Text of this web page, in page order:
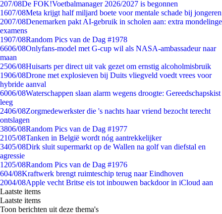
207/08De FOK!Voetbalmanager 2026/2027 is begonnen
1607/08Meta krijgt half miljard boete voor mentale schade bij jongeren
2007/08Denemarken pakt AI-gebruik in scholen aan: extra mondelinge
examens
1907/08Random Pics van de Dag #1978
6606/08Onlyfans-model met G-cup wil als NASA-ambassadeur naar
maan
2506/08Huisarts per direct uit vak gezet om ernstig alcoholmisbruik
1906/08Drone met explosieven bij Duits vliegveld voedt vrees voor
hybride aanval
6006/08Waterschappen slaan alarm wegens droogte: Gereedschapskist
leeg
2406/08Zorgmedewerkster die 's nachts haar vriend bezocht terecht
ontslagen
3806/08Random Pics van de Dag #1977
2105/08Tanken in België wordt nóg aantrekkelijker
3405/08Dirk sluit supermarkt op de Wallen na golf van diefstal en
agressie
1205/08Random Pics van de Dag #1976
604/08Kraftwerk brengt ruimteschip terug naar Eindhoven
2004/08Apple vecht Britse eis tot inbouwen backdoor in iCloud aan
Laatste items
Laatste items
Toon berichten uit deze thema's